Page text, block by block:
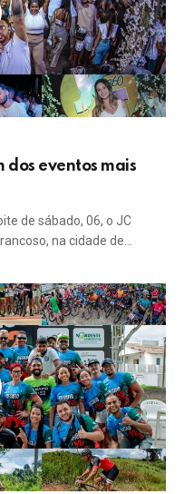
dos eventos mais
de sábado, 06, o JC
na cidade de…